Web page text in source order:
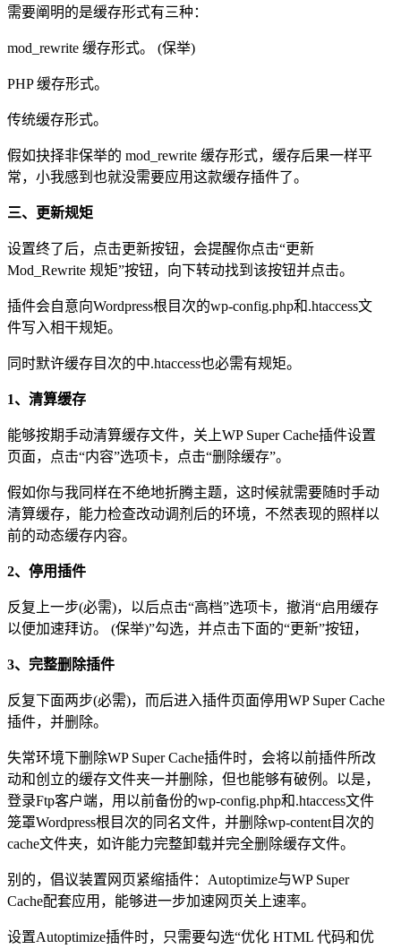
需要阐明的是缓存形式有三种：
mod_rewrite 缓存形式。 (保举)
PHP 缓存形式。
传统缓存形式。
假如抉择非保举的 mod_rewrite 缓存形式，缓存后果一样平
常，小我感到也就没需要应用这款缓存插件了。
三、更新规矩
设置终了后，点击更新按钮，会提醒你点击“更新
Mod_Rewrite 规矩”按钮，向下转动找到该按钮并点击。
插件会自意向Wordpress根目次的wp-config.php和.htaccess文
件写入相干规矩。
同时默许缓存目次的中.htaccess也必需有规矩。
1、清算缓存
能够按期手动清算缓存文件，关上WP Super Cache插件设置
页面，点击“内容”选项卡，点击“删除缓存”。
假如你与我同样在不绝地折腾主题，这时候就需要随时手动
清算缓存，能力检查改动调剂后的环境，不然表现的照样以
前的动态缓存内容。
2、停用插件
反复上一步(必需)，以后点击“高档”选项卡，撤消“启用缓存
以便加速拜访。 (保举)”勾选，并点击下面的“更新”按钮，
3、完整删除插件
反复下面两步(必需)，而后进入插件页面停用WP Super Cache
插件，并删除。
失常环境下删除WP Super Cache插件时，会将以前插件所改
动和创立的缓存文件夹一并删除，但也能够有破例。以是，
登录Ftp客户端，用以前备份的wp-config.php和.htaccess文件
笼罩Wordpress根目次的同名文件，并删除wp-content目次的
cache文件夹，如许能力完整卸载并完全删除缓存文件。
别的，倡议装置网页紧缩插件：Autoptimize与WP Super
Cache配套应用，能够进一步加速网页关上速率。
设置Autoptimize插件时，只需要勾选“优化 HTML 代码和优